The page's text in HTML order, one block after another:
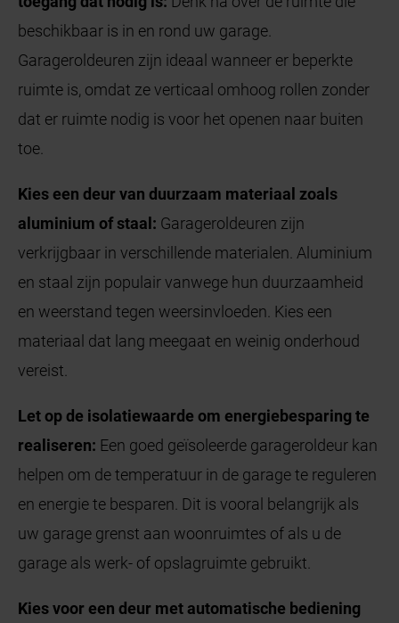
beschikbaar is in en rond uw garage.
Garageroldeuren zijn ideaal wanneer er beperkte
ruimte is, omdat ze verticaal omhoog rollen zonder
dat er ruimte nodig is voor het openen naar buiten
toe.
Kies een deur van duurzaam materiaal zoals
aluminium of staal: Garageroldeuren zijn
verkrijgbaar in verschillende materialen. Aluminium
en staal zijn populair vanwege hun duurzaamheid
en weerstand tegen weersinvloeden. Kies een
materiaal dat lang meegaat en weinig onderhoud
vereist.
Let op de isolatiewaarde om energiebesparing te
realiseren: Een goed geïsoleerde garageroldeur kan
helpen om de temperatuur in de garage te reguleren
en energie te besparen. Dit is vooral belangrijk als
uw garage grenst aan woonruimtes of als u de
garage als werk- of opslagruimte gebruikt.
Kies voor een deur met automatische bediening